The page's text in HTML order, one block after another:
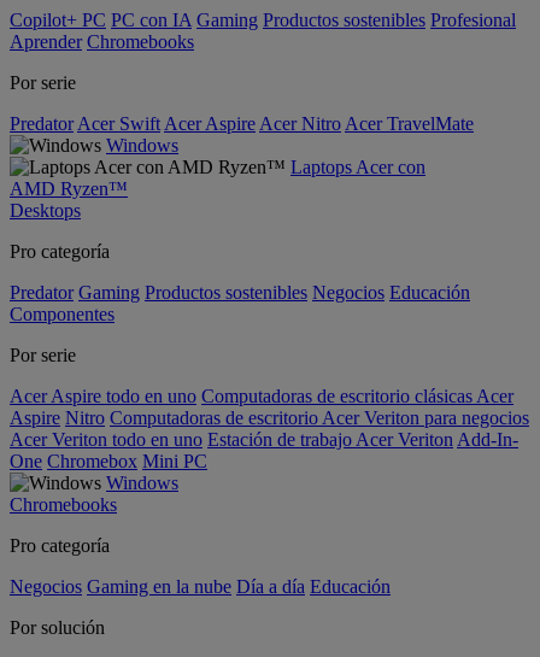
Copilot+ PC PC con IA Gaming Productos sostenibles Profesional
Aprender Chromebooks
Por serie
Predator Acer Swift Acer Aspire Acer Nitro Acer TravelMate
Windows
Laptops Acer con
AMD Ryzen™
Desktops
Pro categoría
Predator Gaming Productos sostenibles Negocios Educación
Componentes
Por serie
Acer Aspire todo en uno Computadoras de escritorio clásicas Acer
Aspire Nitro Computadoras de escritorio Acer Veriton para negocios
Acer Veriton todo en uno Estación de trabajo Acer Veriton Add-In-
One Chromebox Mini PC
Windows
Chromebooks
Pro categoría
Negocios Gaming en la nube Día a día Educación
Por solución